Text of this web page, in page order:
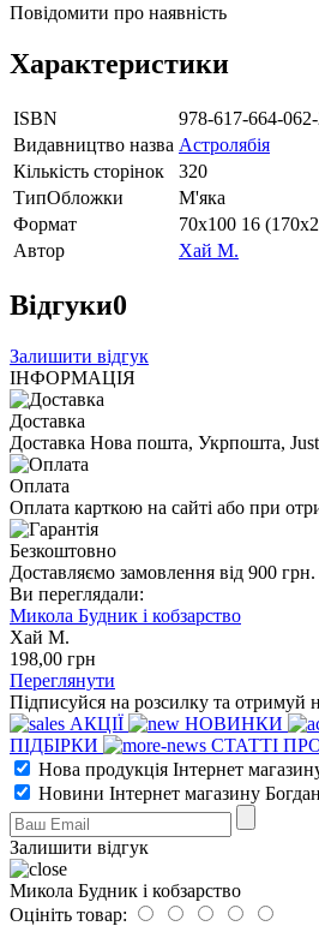
Повідомити про наявність
Характеристики
ISBN
978-617-664-
Видавництво назва Астролябія
Кількість сторінок
320
ТипОбложки
М'яка
Формат
70х100 16
Автор
Хай М.
Відгуки0
Залишити відгук
ІНФОРМАЦІЯ
Доставка
Доставка Нова пошта, Укрпошта,
Оплата
Оплата карткою на сайті або при
Безкоштовно
Доставляємо замовлення від 900 грн.
Ви переглядали:
Микола Будник і кобзарство
Хай М.
198,00 грн
Переглянути
Підписуйся на розсилку та отримуй
АКЦІЇ
НОВИНКИ
ПІДБІРКИ
СТАТТІ
Нова продукція Інтернет
Новини Інтернет магазину Богдан
Залишити відгук
Микола Будник і кобзарство
Оцініть товар: